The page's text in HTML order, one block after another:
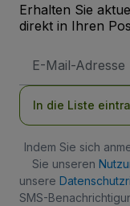
Erhalten Sie
direkt in Ihren
Mail-
In die Liste
Indem Sie sich
Sie unseren
unsere
SMS-